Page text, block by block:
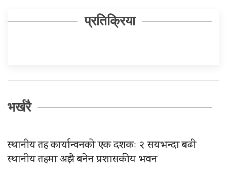
प्रतिक्रिया
भर्खरै
स्थानीय तह कार्यान्वनको एक दशकः २ सयभन्दा बढी
स्थानीय तहमा अझै बनेन प्रशासकीय भवन